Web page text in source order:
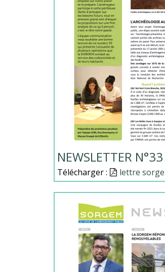
NEWSLETTER
Télécharger : Document
lettre